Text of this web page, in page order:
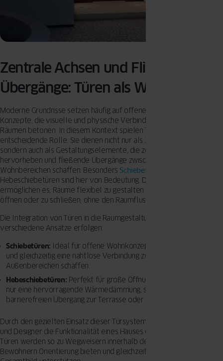
Zentrale Achsen und Fließende
Übergänge: Türen als Wegweiser
Moderne Grundrisse setzen häufig auf offene oder halboffene
Konzepte, die visuelle und physische Verbindungen zwischen
Räumen betonen. In diesem Kontext spielen Türen eine
entscheidende Rolle. Sie dienen nicht nur als Zugangspunkte,
sondern auch als Gestaltungselemente, die zentrale Achsen
hervorheben und fließende Übergänge zwischen den verschiedenen
Wohnbereichen schaffen. Besonders Schiebetüren
Hebeschiebetüren sind hier von Bedeutung. Diese Türdesigns
ermöglichen es, Räume flexibel zu gestalten und bei Bedarf zu
öffnen oder zu schließen, ohne den Raumfluss zu unterbrechen.
Die Integration von Türen in die Raumgestaltung kann durch
verschiedene Ansätze erfolgen:
Schiebetüren: Ideal für offene Wohnkonzepte, da sie Platz sparen
und gleichzeitig eine nahtlose Verbindung zwischen Innen- und
Außenbereichen schaffen.
Hebeschiebetüren: Perfekt für große Öffnungen, bieten sie nicht
nur eine hervorragende Wärmedämmung, sondern auch einen
barrierefreien Übergang zur Terrasse oder zum Garten.
Durch den gezielten Einsatz dieser Türsysteme können Architekten
und Designer die Funktionalität eines Hauses erheblich verbessern.
Türen werden so zu Wegweisern innerhalb des Hauses, die den
Bewohnern Orientierung bieten und gleichzeitig das ästhetische